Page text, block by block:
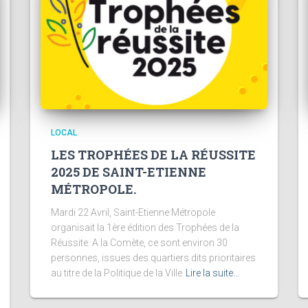
LOCAL
LES TROPHÉES DE LA RÉUSSITE
2025 DE SAINT-ETIENNE
MÉTROPOLE.
Mardi 22 Avril, Saint-Etienne Métropole
organisait la 1ère édition des Trophées de la
Réussite. A la Comète, ce sont environ 30
personnes, issues des quartiers dits prioritaires
au titre de la Politique de la Ville
Lire la suite…